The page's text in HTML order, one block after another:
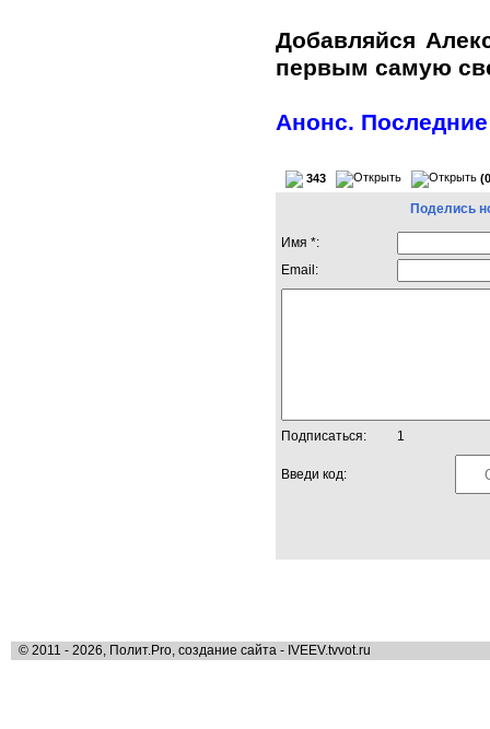
Добавляйся
первым самую
Анонс.
343
Поделись
Имя *:
Email:
Подписаться: 1
Введи код:
© 2011 - 2026, Полит.Pro, создание сайта - IVEEV.tvvot.ru